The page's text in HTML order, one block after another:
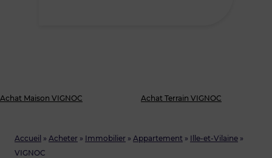
Accueil » Acheter » Immobilier » Appartement » Ille-et-Vilaine »
VIGNOC
Achat Maison VIGNOC Achat Terrain VIGNOC